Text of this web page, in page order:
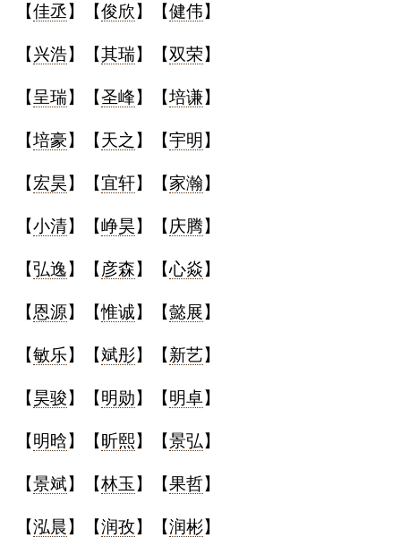
【佳丞】【俊欣】【健伟】
【兴浩】【其瑞】【双荣】
【呈瑞】【圣峰】【培谦】
【培豪】【天之 】【宇明 】
【宏昊】【宜轩】【家瀚】
【小清】【峥昊】【庆腾】
【弘逸】【 彦森】【心焱】
【恩源】【惟诚】【懿展】
【敏乐】【斌彤】【新艺】
【昊骏】【明勋】【明卓】
【明晗】【 昕熙】【景弘】
【景斌】【林玉 】【果哲】
【泓晨】【润孜】【润彬】